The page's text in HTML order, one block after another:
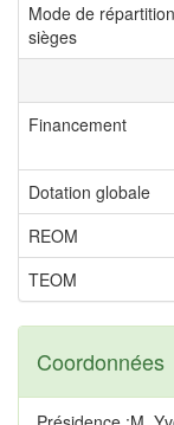
Mode de
sièges
Financement
Dotation globale
REOM
TEOM
Coordonnées